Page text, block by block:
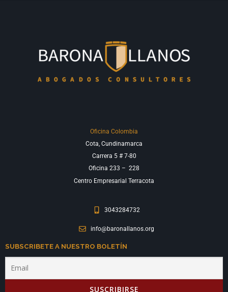
Oficina Colombia
Cota, Cundinamarca
Carrera 5 # 7-80
Oficina 233 – 228
Centro Empresarial Terracota
3043284732
info@baronallanos.org
SUBSCRIBETE A NUESTRO BOLETÍN